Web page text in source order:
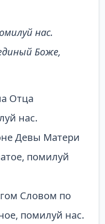
нас.
Боже,
Отца
нас.
Девы Матери
помилуй
Словом по
помилуй нас.